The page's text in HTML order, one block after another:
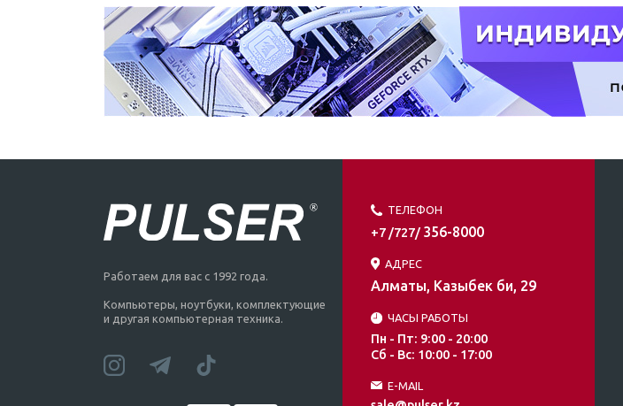
Работаем для вас с 1992 года.
Компьютеры, ноутбуки, комплектующие
и другая компьютерная техника.
ТЕЛЕФОН
+7 /727/ 356-8000
АДРЕС
Алматы, Казыбек би, 29
ЧАСЫ РАБОТЫ
Пн - Пт: 9:00 - 20:00
Сб - Вс: 10:00 - 17:00
E-MAIL